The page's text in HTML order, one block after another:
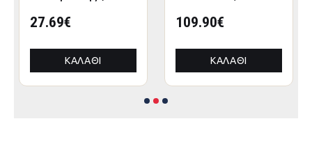
120x63εκ Λευκό-
27.69€
ΚΑΛΆΘΙ
109.90€
ΚΑΛΆΘΙ